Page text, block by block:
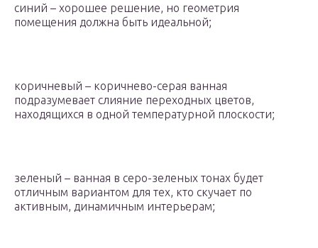
синий – хорошее решение, но геометрия
помещения должна быть идеальной;
коричневый – коричнево-серая ванная
подразумевает слияние переходных цветов,
находящихся в одной температурной плоскости;
зеленый – ванная в серо-зеленых тонах будет
отличным вариантом для тех, кто скучает по
активным, динамичным интерьерам;